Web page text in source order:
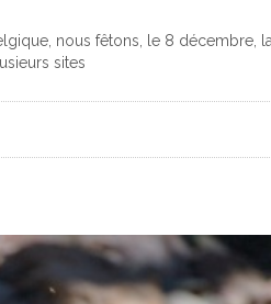
nous fêtons, le 8 décembre,
sites